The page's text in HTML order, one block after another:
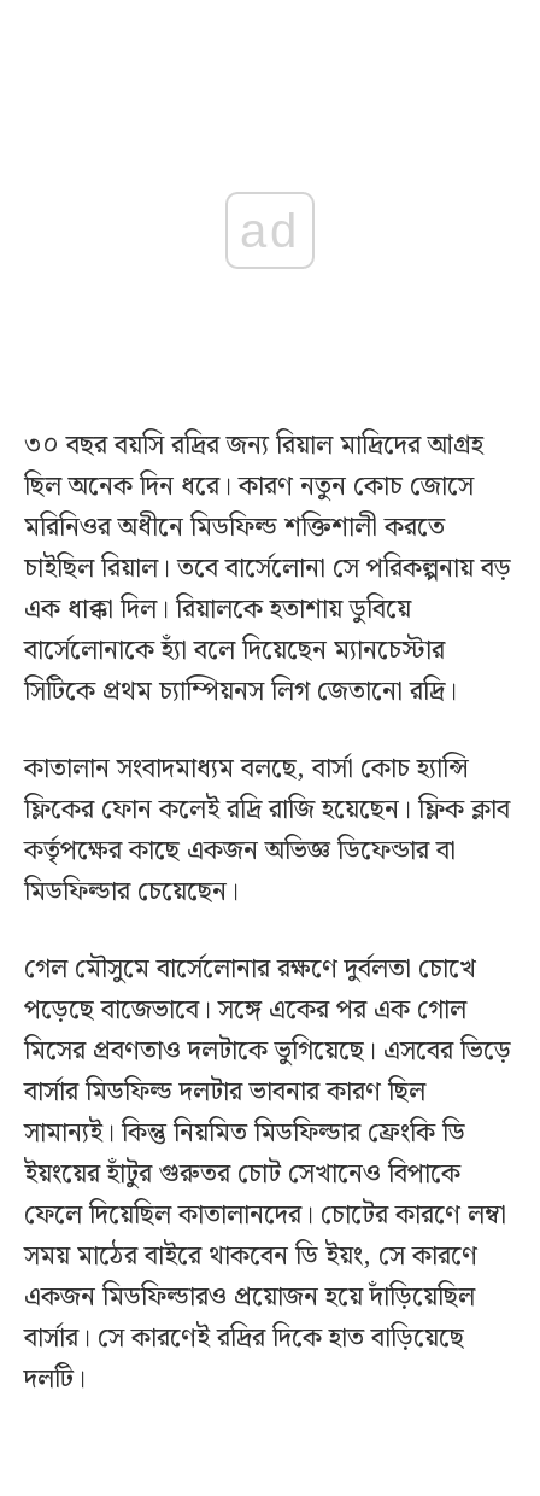
ad
৩০ বছর বয়সি রদ্রির জন্য রিয়াল মাদ্রিদের আগ্রহ
ছিল অনেক দিন ধরে। কারণ নতুন কোচ জোসে
মরিনিওর অধীনে মিডফিল্ড শক্তিশালী করতে
চাইছিল রিয়াল। তবে বার্সেলোনা সে পরিকল্পনায় বড়
এক ধাক্কা দিল। রিয়ালকে হতাশায় ডুবিয়ে
বার্সেলোনাকে হ্যাঁ বলে দিয়েছেন ম্যানচেস্টার
সিটিকে প্রথম চ্যাম্পিয়নস লিগ জেতানো রদ্রি।
কাতালান সংবাদমাধ্যম বলছে, বার্সা কোচ হ্যান্সি
ফ্লিকের ফোন কলেই রদ্রি রাজি হয়েছেন। ফ্লিক ক্লাব
কর্তৃপক্ষের কাছে একজন অভিজ্ঞ ডিফেন্ডার বা
মিডফিল্ডার চেয়েছেন।
গেল মৌসুমে বার্সেলোনার রক্ষণে দুর্বলতা চোখে
পড়েছে বাজেভাবে। সঙ্গে একের পর এক গোল
মিসের প্রবণতাও দলটাকে ভুগিয়েছে। এসবের ভিড়ে
বার্সার মিডফিল্ড দলটার ভাবনার কারণ ছিল
সামান্যই। কিন্তু নিয়মিত মিডফিল্ডার ফ্রেংকি ডি
ইয়ংয়ের হাঁটুর গুরুতর চোট সেখানেও বিপাকে
ফেলে দিয়েছিল কাতালানদের। চোটের কারণে লম্বা
সময় মাঠের বাইরে থাকবেন ডি ইয়ং, সে কারণে
একজন মিডফিল্ডারও প্রয়োজন হয়ে দাঁড়িয়েছিল
বার্সার। সে কারণেই রদ্রির দিকে হাত বাড়িয়েছে
দলটি।